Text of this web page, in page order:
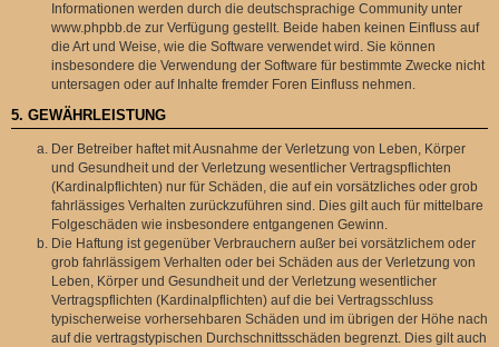
Informationen werden durch die deutschsprachige Community unter
www.phpbb.de zur Verfügung gestellt. Beide haben keinen Einfluss auf
die Art und Weise, wie die Software verwendet wird. Sie können
insbesondere die Verwendung der Software für bestimmte Zwecke nicht
untersagen oder auf Inhalte fremder Foren Einfluss nehmen.
5. GEWÄHRLEISTUNG
Der Betreiber haftet mit Ausnahme der Verletzung von Leben, Körper
und Gesundheit und der Verletzung wesentlicher Vertragspflichten
(Kardinalpflichten) nur für Schäden, die auf ein vorsätzliches oder grob
fahrlässiges Verhalten zurückzuführen sind. Dies gilt auch für mittelbare
Folgeschäden wie insbesondere entgangenen Gewinn.
Die Haftung ist gegenüber Verbrauchern außer bei vorsätzlichem oder
grob fahrlässigem Verhalten oder bei Schäden aus der Verletzung von
Leben, Körper und Gesundheit und der Verletzung wesentlicher
Vertragspflichten (Kardinalpflichten) auf die bei Vertragsschluss
typischerweise vorhersehbaren Schäden und im übrigen der Höhe nach
auf die vertragstypischen Durchschnittsschäden begrenzt. Dies gilt auch